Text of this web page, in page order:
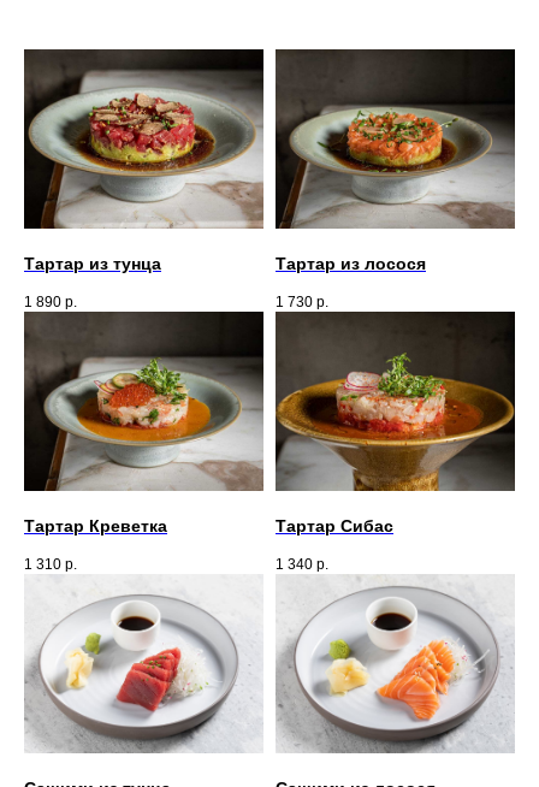
Тартар из тунца
1 890 р.
Тартар из лосося
1 730 р.
Тартар Креветка
1 310 р.
Тартар Сибас
1 340 р.